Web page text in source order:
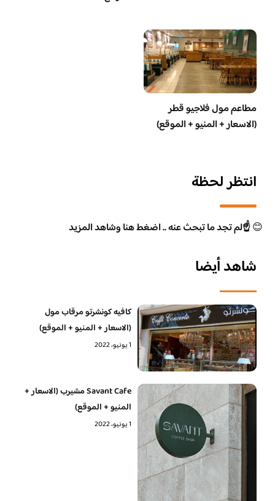
مطاعم مول فلاجيو قطر
(الاسعار + المنيو + الموقع)
انتظر لحظة
😊☝️لم تجد ما تبحث عنه .. اضغط هنا وشاهد المزيد
شاهد أيضا
كافيه كونشرتو مرقاب مول
(الاسعار + المنيو + الموقع)
1 يونيو، 2022
Savant Cafe مشيرب (الاسعار +
المنيو + الموقع)
1 يونيو، 2022